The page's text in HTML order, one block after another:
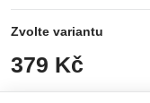
Zvolte variantu
379 Kč